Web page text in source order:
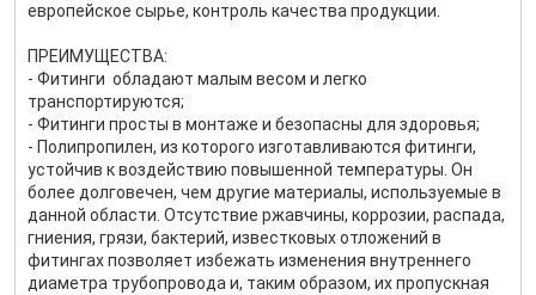
европейское сырье, контроль качества продукции.
ПРЕИМУЩЕСТВА:
- Фитинги обладают малым весом и легко
транспортируются;
- Фитинги просты в монтаже и безопасны для здоровья;
- Полипропилен, из которого изготавливаются фитинги,
устойчив к воздействию повышенной температуры. Он
более долговечен, чем другие материалы, используемые в
данной области. Отсутствие ржавчины, коррозии, распада,
гниения, грязи, бактерий, известковых отложений в
фитингах позволяет избежать изменения внутреннего
диаметра трубопровода и, таким образом, их пропускная